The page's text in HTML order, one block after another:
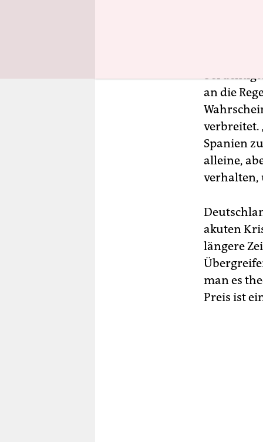
An der
an die
verbreitet.
Spanien
alleine,
verhalten,
akuten
längere
man es
Preis ist